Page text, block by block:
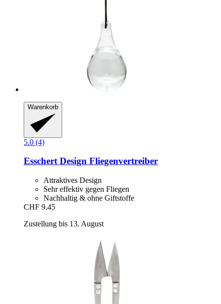
Warenkorb
5.0 (4)
Esschert Design Fliegenvertreiber
Attraktives Design
Sehr effektiv gegen Fliegen
Nachhaltig & ohne Giftstoffe
CHF 9.45
Zustellung bis 13. August